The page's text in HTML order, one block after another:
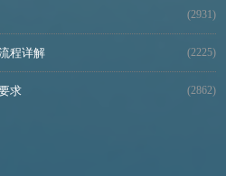
(2931)
程详解 (2225)
求 (2862)